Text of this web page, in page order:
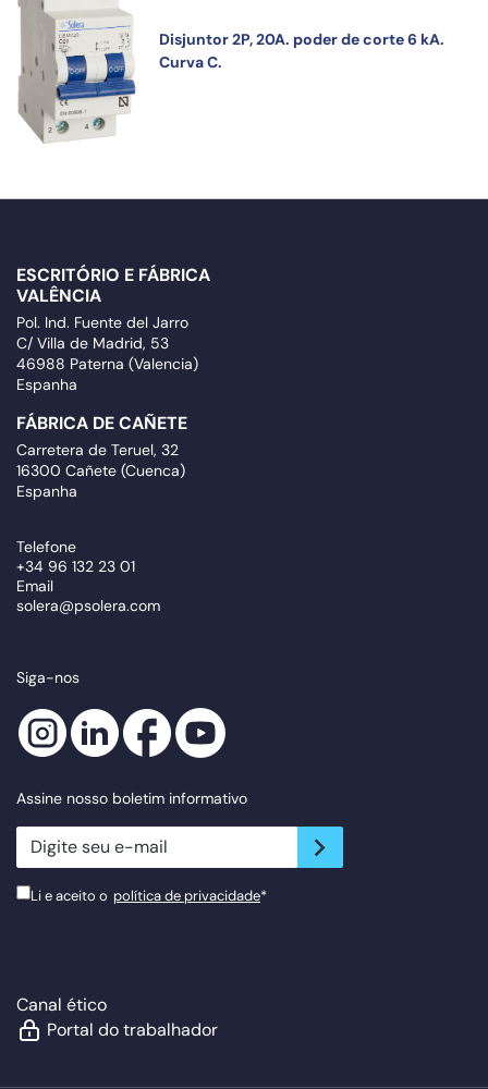
Disjuntor 2P, 20A. poder de corte 6 kA.
Curva C.
ESCRITÓRIO E FÁBRICA
VALÊNCIA
Pol. Ind. Fuente del Jarro
C/ Villa de Madrid, 53
46988 Paterna (Valencia)
Espanha
FÁBRICA DE CAÑETE
Carretera de Teruel, 32
16300 Cañete (Cuenca)
Espanha
Telefone
+34 96 132 23 01
Email
solera@psolera.com
Siga-nos
Assine nosso boletim informativo
newsletter.suscribe
Li e aceito o política de privacidade*
Canal ético
Portal do trabalhador